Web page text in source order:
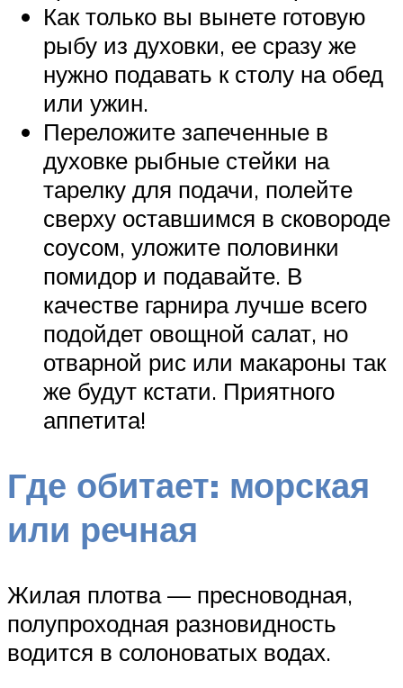
Как только вы вынете готовую
рыбу из духовки, ее сразу же
нужно подавать к столу на обед
или ужин.
Переложите запеченные в
духовке рыбные стейки на
тарелку для подачи, полейте
сверху оставшимся в сковороде
соусом, уложите половинки
помидор и подавайте. В
качестве гарнира лучше всего
подойдет овощной салат, но
отварной рис или макароны так
же будут кстати. Приятного
аппетита!
Где обитает: морская
или речная
Жилая плотва — пресноводная,
полупроходная разновидность
водится в солоноватых водах.